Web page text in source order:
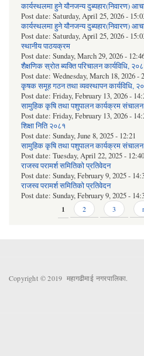
कार्यस्थलमा हुने यौनजन्य दुब्यहार(निवारण)
Post date: Saturday, April 25, 2026 -
कार्यस्थलमा हुने यौनजन्य दुब्यहार(निवारण)
Post date: Saturday, April 25, 2026 -
स्थानीय पाठयक्रम
Post date: Sunday, March 29, 2026 -
शैक्षणिक स्रोत ब्यक्ति परिचालन कार्यविधि,
Post date: Wednesday, March 18, 2026 -
कृषक समूह गठन तथा व्यवस्थापन कार्यविधि,
Post date: Friday, February 13, 2026 -
सामुहिक कृषि तथा पशुपालन कार्यक्रम संचालन
Post date: Friday, February 13, 2026 -
शिक्षा निति २०८१
Post date: Sunday, June 8, 2025 - 12:21
सामुहिक कृषि तथा पशुपालन कार्यक्रम संचालन
Post date: Tuesday, April 22, 2025 - 12:40
राजस्व परामर्श समितिको प्रतिवेदन
Post date: Sunday, February 9, 2025 -
राजस्व परामर्श समितिको प्रतिवेदन
Post date: Sunday, February 9, 2025 -
1 2 3
Copyright © 2019 महागढीमाई नगरपालिका.